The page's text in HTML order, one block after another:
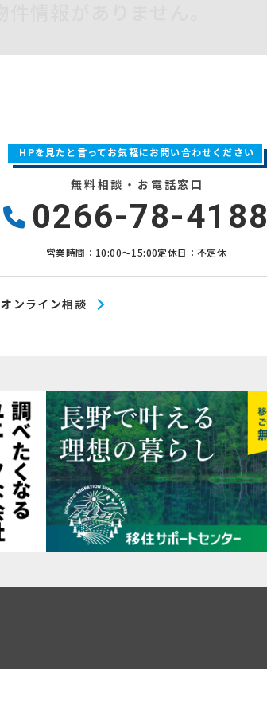
HPを見たと言ってお気軽にお問い合わせください
無料相談・お電話窓口
0266-78-4188
営業時間：10:00〜15:00定休日：不定休
オンライン相談